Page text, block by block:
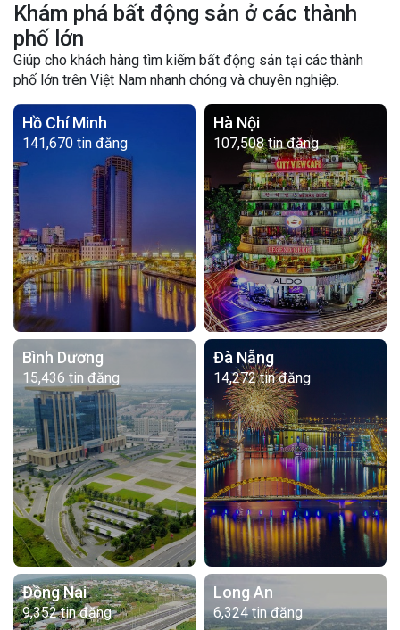
Khám phá bất động sản ở các thành
phố lớn
Giúp cho khách hàng tìm kiếm bất động sản tại các thành
phố lớn trên Việt Nam nhanh chóng và chuyên nghiệp.
Hồ Chí Minh
141,670 tin đăng
Hà Nội
107,508 tin đăng
Bình Dương
15,436 tin đăng
Đà Nẵng
14,272 tin đăng
Đồng Nai
9,352 tin đăng
Long An
6,324 tin đăng